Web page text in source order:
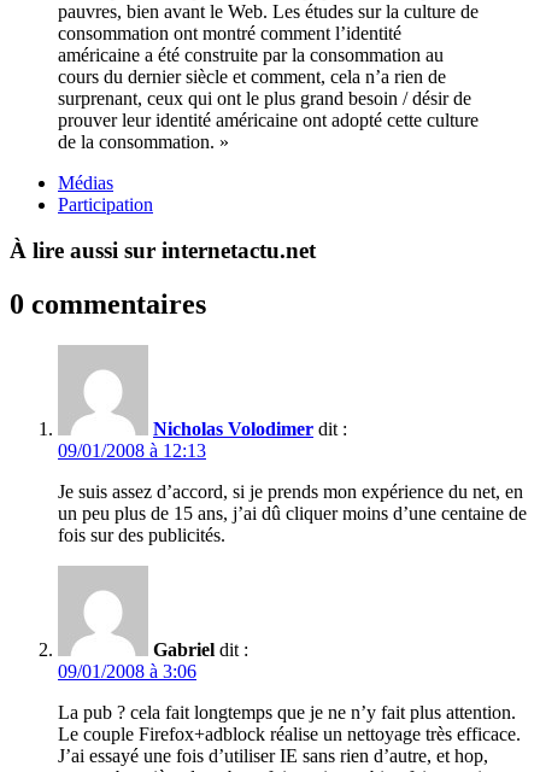
pauvres, bien avant le Web. Les études sur la culture de
consommation ont montré comment l’identité
américaine a été construite par la consommation au
cours du dernier siècle et comment, cela n’a rien de
surprenant, ceux qui ont le plus grand besoin / désir de
prouver leur identité américaine ont adopté cette culture
de la consommation. »
Médias
Participation
À lire aussi sur internetactu.net
0 commentaires
Nicholas Volodimer dit :
09/01/2008 à 12:13
Je suis assez d’accord, si je prends mon expérience du net, en
un peu plus de 15 ans, j’ai dû cliquer moins d’une centaine de
fois sur des publicités.
Gabriel dit :
09/01/2008 à 3:06
La pub ? cela fait longtemps que je ne n’y fait plus attention.
Le couple Firefox+adblock réalise un nettoyage très efficace.
J’ai essayé une fois d’utiliser IE sans rien d’autre, et hop,